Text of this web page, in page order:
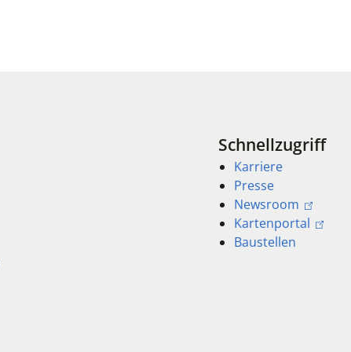
Schnellzugriff
Karriere
Presse
Newsroom
Kartenportal
Baustellen